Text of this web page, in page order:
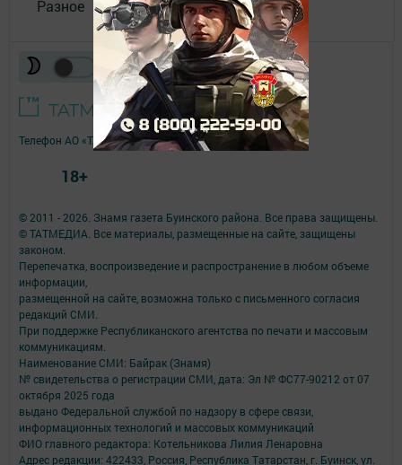
Разное
© 2011 - 2026. Знамя газета Буинского района. Все права защищены.
© ТАТМЕДИА. Все материалы, размещенные на сайте, защищены
законом.
Перепечатка, воспроизведение и распространение в любом объеме
информации,
размещенной на сайте, возможна только с письменного согласия
редакций СМИ.
При поддержке Республиканского агентства по печати и массовым
коммуникациям.
Наименование СМИ: Байрак (Знамя)
№ свидетельства о регистрации СМИ, дата: Эл № ФС77-90212 от 07
октября 2025 года
выдано Федеральной службой по надзору в сфере связи,
информационных технологий и массовых коммуникаций
ФИО главного редактора: Котельникова Лилия Ленаровна
Адрес редакции: 422433, Россия, Республика Татарстан, г. Буинск, ул.
Телефон АО «ТАТМЕДИА»:(843) 222 09 84
18+